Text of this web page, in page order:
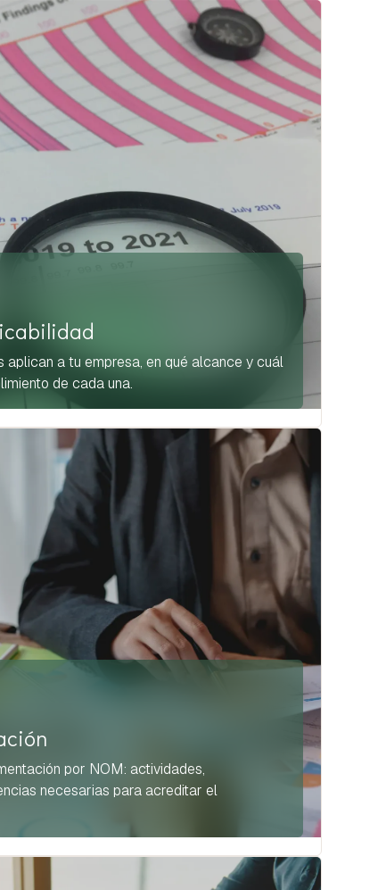
aplican a tu empresa, en qué alcance y cuál
de cada una.
por NOM: actividades,
necesarias para acreditar el